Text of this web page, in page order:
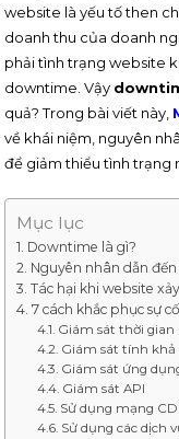
website là yếu tố then
doanh thu của doanh
phải tình trạng website
downtime. Vậy
quả? Trong bài viết này,
về khái niệm, nguyên
để giảm thiểu tình trạng
Mục lục
Downtime là gì?
Nguyên nhân dẫn
Tác hại khi website
7 cách khắc phục sự
Giám sát thời
Giám sát tính khả
Giám sát ứng
Giám sát API
Sử dụng mạng
Sử dụng các dịch